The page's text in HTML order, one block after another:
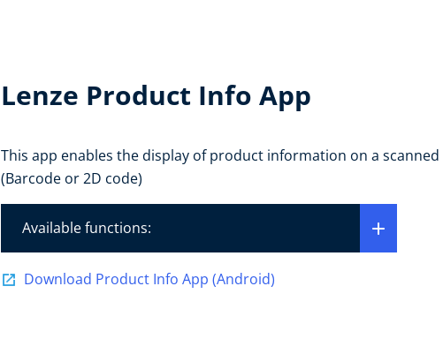
Lenze Product Info App
This app enables the display of product information on a
(Barcode or 2D code)
Available functions:
Download Product Info App (Android)